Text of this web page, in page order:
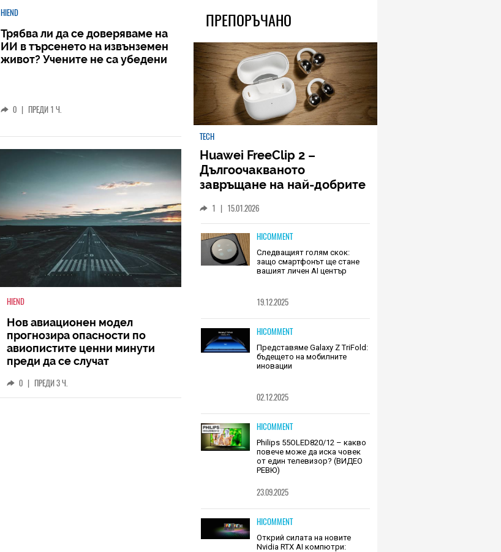
HIEND
Трябва ли да се доверяваме на
ИИ в търсенето на извънземен
живот? Учените не са убедени
0 | ПРЕДИ 1 Ч.
HIEND
Нов авиационен модел
прогнозира опасности по
авиопистите ценни минути
преди да се случат
0 | ПРЕДИ 3 Ч.
ПРЕПОРЪЧАНО
TECH
Huawei FreeClip 2 –
Дългоочакваното
завръщане на най-добрите
1 | 15.01.2026
HICOMMENT
Следващият голям скок:
защо смартфонът ще стане
вашият личен AI център
19.12.2025
HICOMMENT
Представяме Galaxy Z TriFold:
бъдещето на мобилните
иновации
02.12.2025
HICOMMENT
Philips 55OLED820/12 – какво
повече може да иска човек
от един телевизор? (ВИДЕО
РЕВЮ)
23.09.2025
HICOMMENT
Открий силата на новите
Nvidia RTX AI компютри: